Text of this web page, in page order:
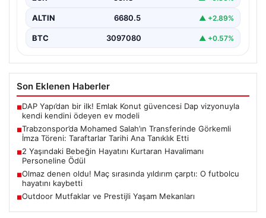
ALTIN 6680.5 ▲ +2.89%
BTC 3097080 ▲ +0.57%
Son Eklenen Haberler
■DAP Yapı’dan bir ilk! Emlak Konut güvencesi Dap vizyonuyla
kendi kendini ödeyen ev modeli
■Trabzonspor’da Mohamed Salah’ın Transferinde Görkemli
İmza Töreni: Taraftarlar Tarihi Ana Tanıklık Etti
■2 Yaşındaki Bebeğin Hayatını Kurtaran Havalimanı
Personeline Ödül
■Olmaz denen oldu! Maç sırasında yıldırım çarptı: O futbolcu
hayatını kaybetti
■Outdoor Mutfaklar ve Prestijli Yaşam Mekanları